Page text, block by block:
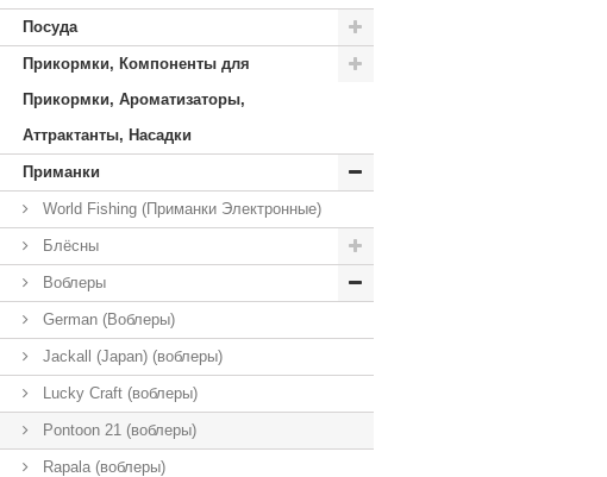
Посуда
Прикормки, Компоненты для
Прикормки, Ароматизаторы,
Аттрактанты, Насадки
Приманки
World Fishing (Приманки Электронные)
Блёсны
Воблеры
German (Воблеры)
Jackall (Japan) (воблеры)
Lucky Craft (воблеры)
Pontoon 21 (воблеры)
Rapala (воблеры)